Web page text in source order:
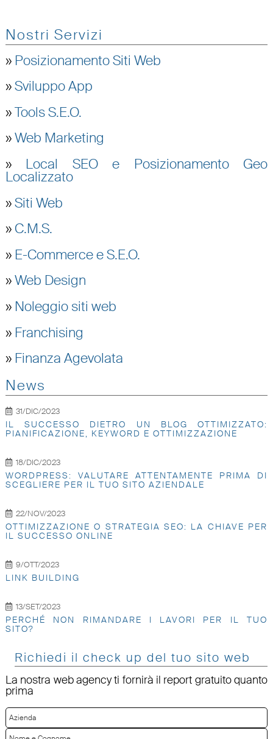
Nostri Servizi
» Posizionamento Siti Web
»Sviluppo App
»Tools S.E.O.
»Web Marketing
» Local SEO e Posizionamento Geo
Localizzato
»Siti Web
» C.M.S.
» E-Commerce e S.E.O.
»Web Design
» Noleggio siti web
» Franchising
» Finanza Agevolata
News
31/DIC/2023
IL SUCCESSO DIETRO UN BLOG OTTIMIZZATO:
PIANIFICAZIONE, KEYWORD E OTTIMIZZAZIONE
18/DIC/2023
WORDPRESS: VALUTARE ATTENTAMENTE PRIMA DI
SCEGLIERE PER IL TUO SITO AZIENDALE
22/NOV/2023
OTTIMIZZAZIONE O STRATEGIA SEO: LA CHIAVE PER
IL SUCCESSO ONLINE
9/OTT/2023
LINK BUILDING
13/SET/2023
PERCHÉ NON RIMANDARE I LAVORI PER IL TUO
SITO?
Richiedi il check up del tuo sito web
La nostra web agency ti fornirà il report gratuito quanto
prima